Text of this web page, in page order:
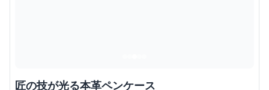
匠の技が光る本革ペンケース